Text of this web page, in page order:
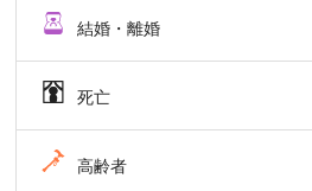
結婚・離婚
死亡
高齢者